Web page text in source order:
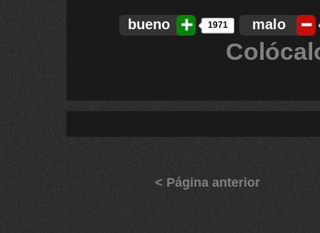
bueno 1971 malo
< Página anterior